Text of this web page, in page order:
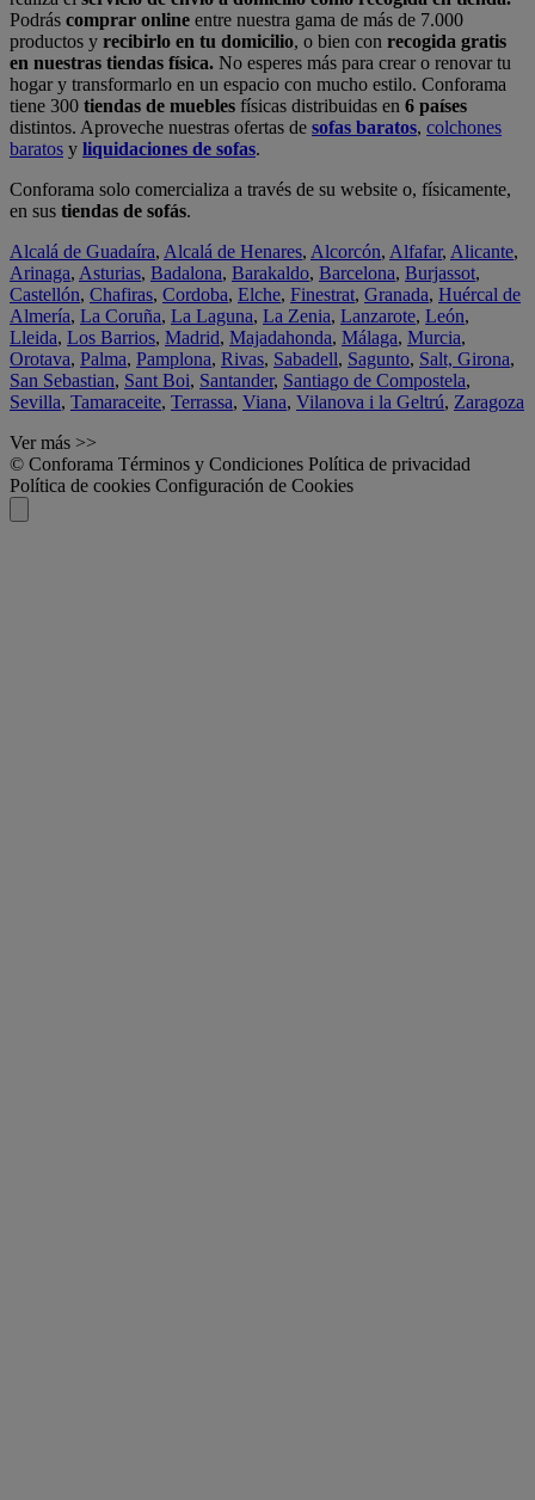
Podrás comprar online entre nuestra gama de más de 7.000
productos y recibirlo en tu domicilio, o bien con recogida gratis
en nuestras tiendas física. No esperes más para crear o renovar tu
hogar y transformarlo en un espacio con mucho estilo. Conforama
tiene 300 tiendas de muebles físicas distribuidas en 6 países
distintos. Aproveche nuestras ofertas de sofas baratos, colchones
baratos y liquidaciones de sofas.
Conforama solo comercializa a través de su website o, físicamente,
en sus tiendas de sofás.
Alcalá de Guadaíra, Alcalá de Henares, Alcorcón, Alfafar, Alicante,
Arinaga, Asturias, Badalona, Barakaldo, Barcelona, Burjassot,
Castellón, Chafiras, Cordoba, Elche, Finestrat, Granada, Huércal de
Almería, La Coruña, La Laguna, La Zenia, Lanzarote, León,
Lleida, Los Barrios, Madrid, Majadahonda, Málaga, Murcia,
Orotava, Palma, Pamplona, Rivas, Sabadell, Sagunto, Salt, Girona,
San Sebastian, Sant Boi, Santander, Santiago de Compostela,
Sevilla, Tamaraceite, Terrassa, Viana, Vilanova i la Geltrú, Zaragoza
Ver más >>
© Conforama Términos y Condiciones Política de privacidad
Política de cookies Configuración de Cookies